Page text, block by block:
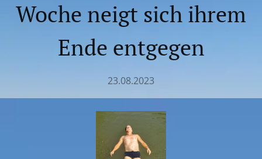
Woche neigt sich ihrem
Ende entgegen
23.08.2023